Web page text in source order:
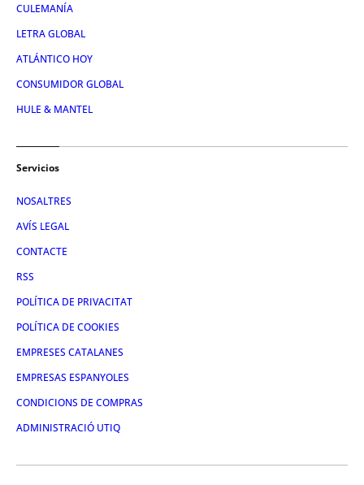
CULEMANÍA
LETRA GLOBAL
ATLÁNTICO HOY
CONSUMIDOR GLOBAL
HULE & MANTEL
Servicios
NOSALTRES
AVÍS LEGAL
CONTACTE
RSS
POLÍTICA DE PRIVACITAT
POLÍTICA DE COOKIES
EMPRESES CATALANES
EMPRESAS ESPANYOLES
CONDICIONS DE COMPRAS
ADMINISTRACIÓ UTIQ